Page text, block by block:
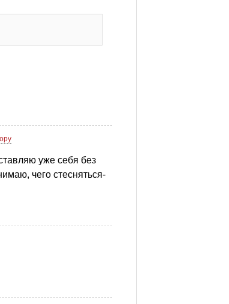
уже себя без
чего стесняться-